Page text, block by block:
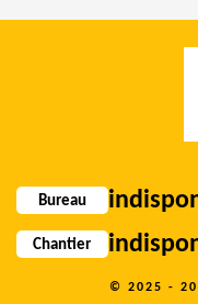
Bureau
Chantier
© 2025 -